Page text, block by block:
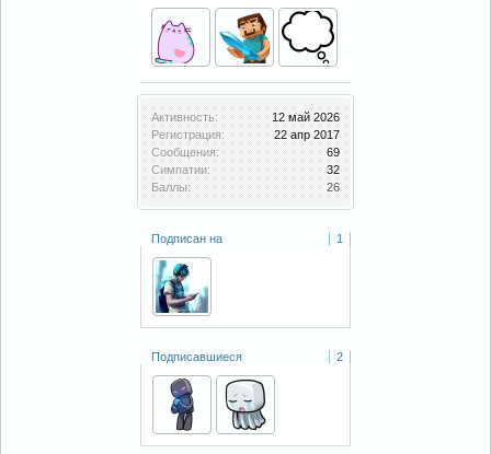
Активность:
12 май 2026
Регистрация:
22 апр 2017
Сообщения:
69
Симпатии:
32
Баллы:
26
Подписан на 1
Подписавшиеся 2